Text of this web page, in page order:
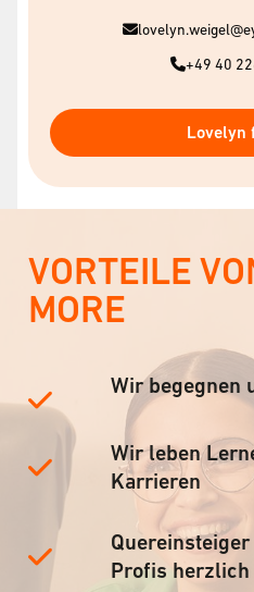
+49 40
Lovelyn
VORTEILE
MORE
Wir begegnen
Wir leben
Karrieren
Profis